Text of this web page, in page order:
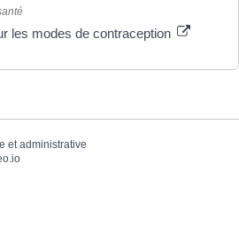
les modes de contraception
et administrative